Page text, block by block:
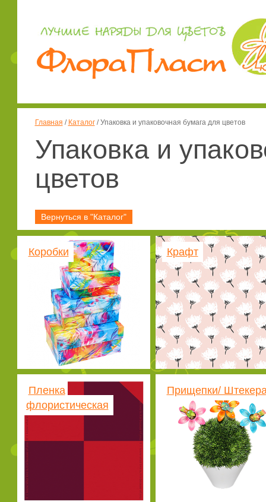
Главная / Каталог/Упаковка и упаковочная бумага для цветов
Упаковка и
цветов
Вернуться в "Каталог"
Коробки Крафт
Пленка
флористическая
Прищепки/